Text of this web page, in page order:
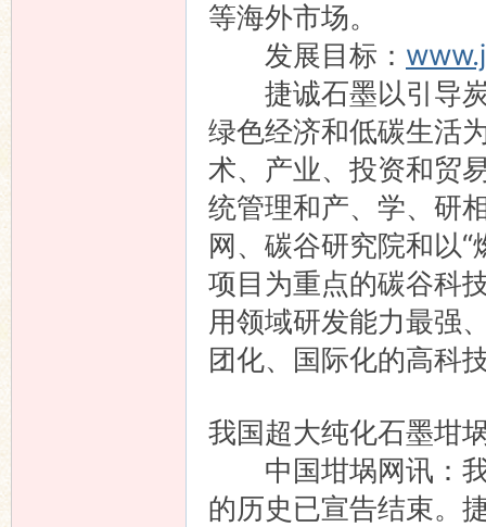
等海外市场。
发展目标：
捷诚石墨以引导炭
绿色经济和低碳生活
术、产业、投资和贸
统管理和产、学、研
网、碳谷研究院和以
项目为重点的碳谷科
用领域研发能力最强
团化、国际化的高科
我国超大纯化石墨坩
中国坩埚网讯：我
的历史已宣告结束。